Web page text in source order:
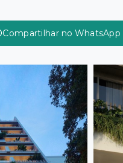
Compartilhar no WhatsApp